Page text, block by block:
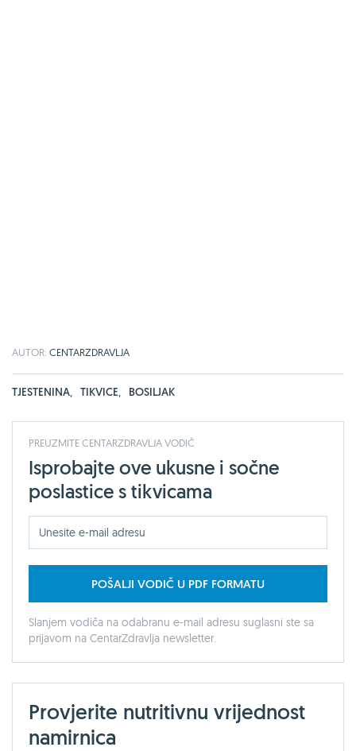
AUTOR: CENTARZDRAVLJA
TJESTENINA, TIKVICE, BOSILJAK
PREUZMITE CENTARZDRAVLJA VODIČ
Isprobajte ove ukusne i sočne
poslastice s tikvicama
POŠALJI VODIČ U PDF FORMATU
Slanjem vodiča na odabranu e-mail adresu suglasni ste sa
prijavom na CentarZdravlja newsletter.
Provjerite nutritivnu vrijednost
namirnica